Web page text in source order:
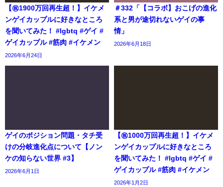
【㊗️1900万回再生超！】イケメ
ンゲイカップルに好きなところ
を聞いてみた！ #lgbtq #ゲイ #
ゲイカップル #筋肉 #イケメン
2026年6月24日
＃332「【コラボ】おこげの進化
系と男が途切れないゲイの事
情」
2026年6月18日
ゲイのポジション問題・タチ受
けの分岐進化点について【ノン
ケの知らない世界 #3】
2026年6月1日
【㊗️1000万回再生超！】イケメ
ンゲイカップルに好きなところ
を聞いてみた！ #lgbtq #ゲイ #
ゲイカップル #筋肉 #イケメン
2026年1月2日